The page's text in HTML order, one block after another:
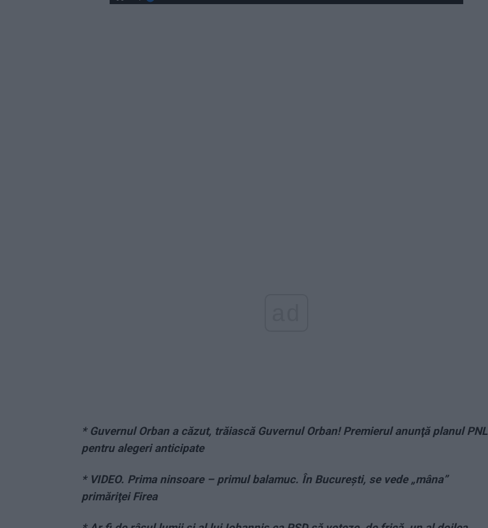
* Guvernul Orban a căzut, trăiască Guvernul Orban! Premierul anunţă planul PNL
pentru alegeri anticipate
* VIDEO. Prima ninsoare – primul balamuc. În Bucureşti, se vede „mâna”
primăriţei Firea